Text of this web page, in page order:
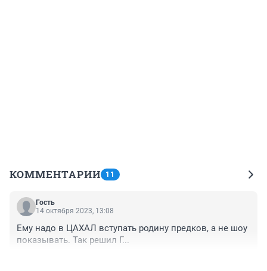
КОММЕНТАРИИ 11
Гость
14 октября 2023, 13:08
Ему надо в ЦАХАЛ вступать родину предков, а не шоу
показывать. Так решил Г...